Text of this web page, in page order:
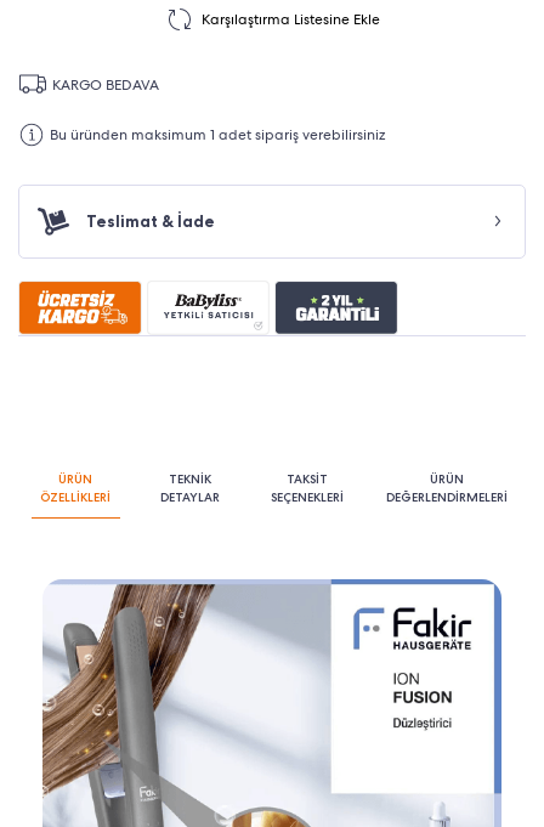
Karşılaştırma Listesine Ekle
KARGO BEDAVA
Bu üründen maksimum 1 adet sipariş verebilirsiniz
Teslimat & İade
ÜRÜN
ÖZELLİKLERİ
TEKNİK
DETAYLAR
TAKSİT
SEÇENEKLERİ
ÜRÜN
DEĞERLENDİRMELERİ